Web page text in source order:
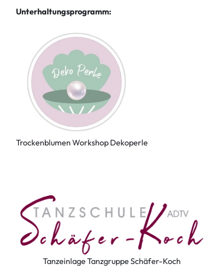
Unterhaltungsprogramm:
Trockenblumen Workshop Dekoperle
Tanzeinlage Tanzgruppe Schäfer-Koch